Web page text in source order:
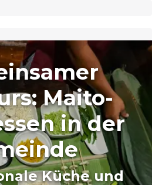
Maito-
in der
Küche und